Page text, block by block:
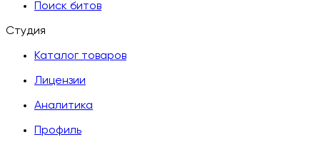
Поиск битов
Студия
Каталог товаров
Лицензии
Аналитика
Профиль